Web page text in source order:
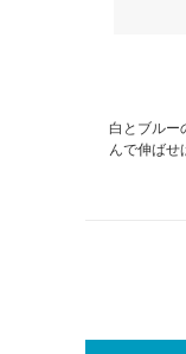
白とブルー
んで伸ばせ